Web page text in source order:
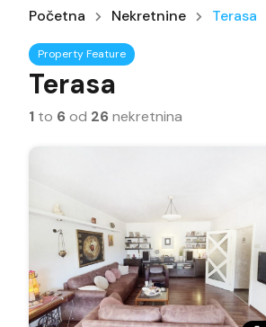
Početna Nekretnine Terasa
Property Feature
Terasa
1 to 6od 26nekretnina